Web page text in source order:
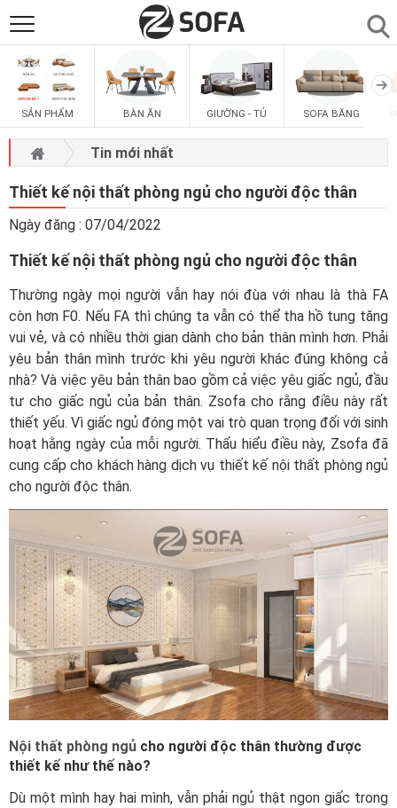
SẢN PHẨM
SOFAS
PHÒNG NGỦ
PHÒNG KHÁCH
LIÊN HỆ
SẢN PHẨM BÀN ĂN GIƯỜNG - TỦ SOFA BĂNG
Tin mới nhất
Thiết kế nội thất phòng ngủ cho người độc thân
Ngày đăng : 07/04/2022
Thiết kế nội thất phòng ngủ cho người độc thân
Thường ngày mọi người vẫn hay nói đùa với nhau là thà FA
còn hơn F0. Nếu FA thì chúng ta vẫn có thể tha hồ tung tăng
vui vẻ, và có nhiều thời gian dành cho bản thân mình hơn. Phải
yêu bản thân mình trước khi yêu người khác đúng không cả
nhà? Và việc yêu bản thân bao gồm cả việc yêu giấc ngủ, đầu
tư cho giấc ngủ của bản thân. Zsofa cho rằng điều này rất
thiết yếu. Vì giấc ngủ đóng một vai trò quan trọng đối với sinh
hoạt hằng ngày của mỗi người. Thấu hiểu điều này, Zsofa đã
cung cấp cho khách hàng dịch vụ thiết kế nội thất phòng ngủ
cho người độc thân.
Nội thất phòng ngủ cho người độc thân thường được
thiết kế như thế nào?
Dù một mình hay hai mình, vẫn phải ngủ thật ngon giấc trong